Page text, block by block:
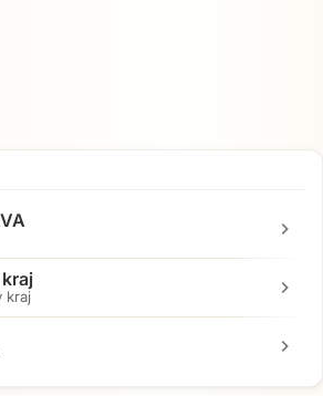
chevron_right
kraj chevron_right
chevron_right